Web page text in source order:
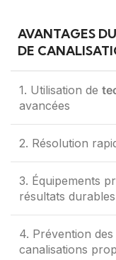
AVANTAGES
DE
1. Utilisation de
avancées
2. Résolution
3. Équipements
résultats durables
4. Prévention
canalisations